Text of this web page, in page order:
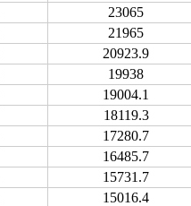
23065
21965
20923.9
19938
19004.1
18119.3
17280.7
16485.7
15731.7
15016.4